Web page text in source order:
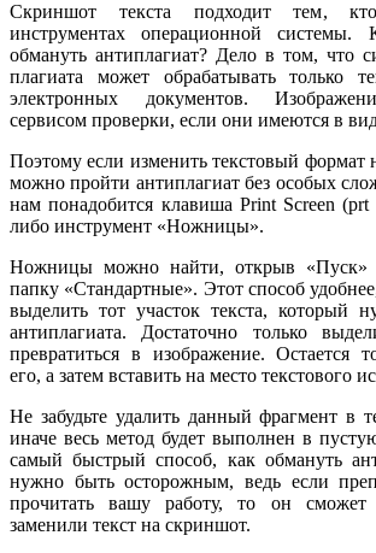
Скриншот текста подходит тем,
инструментах операционной
обмануть антиплагиат? Дело в том, что
плагиата может обрабатывать только
электронных документов.
сервисом проверки, если они имеются в
Поэтому если изменить текстовый формат
можно пройти антиплагиат без особых
нам понадобится клавиша Print Screen (prt
либо инструмент «Ножницы».
Ножницы можно найти, открыв «Пуск»
папку «Стандартные». Этот способ
выделить тот участок текста, который
антиплагиата. Достаточно только
превратиться в изображение. Остается
его, а затем вставить на место текстового
Не забудьте удалить данный фрагмент в
иначе весь метод будет выполнен в
самый быстрый способ, как обмануть
нужно быть осторожным, ведь если
прочитать вашу работу, то он
заменили текст на скриншот.